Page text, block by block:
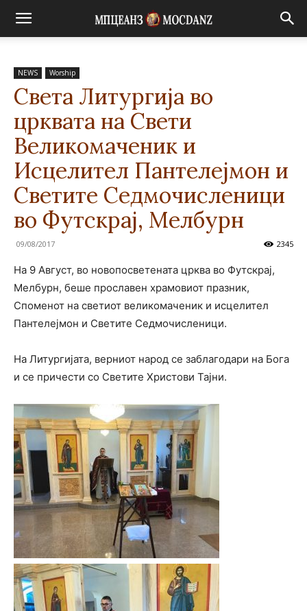
NEWS Worship
Света Литургија во
црквата на Свети
Великомаченик и
Исцелител Пантелејмон и
Светите Седмочисленици
во Футскрај, Мелбурн
09/08/2017 2345
На 9 Август, во новопосветената црква во Футскрај,
Мелбурн, беше прославен храмовиот празник,
Споменот на светиот великомаченик и исцелител
Пантелејмон и Светите Седмочисленици.
На Литургијата, верниот народ се заблагодари на Бога
и се причести со Светите Христови Тајни.